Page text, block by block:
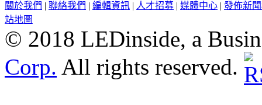
關於我們 | 聯絡我們 | 編輯資訊 | 人才招募 | 媒體中心 | 發佈新
站地圖
© 2018 LEDinside, a
Corp. All rights reserved.